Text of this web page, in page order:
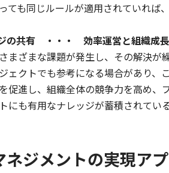
ても同じルールが適用されていれば
ジの共有 ・・・ 効率運営と組織成
まざまな課題が発生し、その解決が
ェクトでも参考になる場合があり
促進し、組織全体の競争力を高め、
にも有用なナレッジが蓄積されてい
ジメントの実現ア